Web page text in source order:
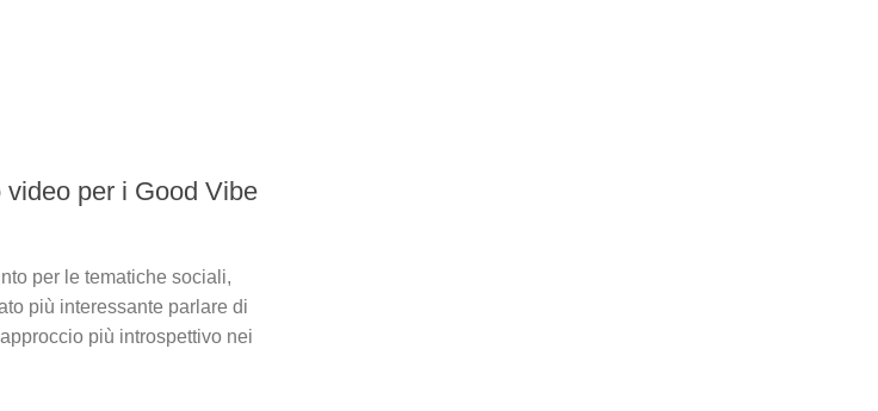
per i Good Vibe
per le tematiche sociali,
più interessante parlare di
più introspettivo nei